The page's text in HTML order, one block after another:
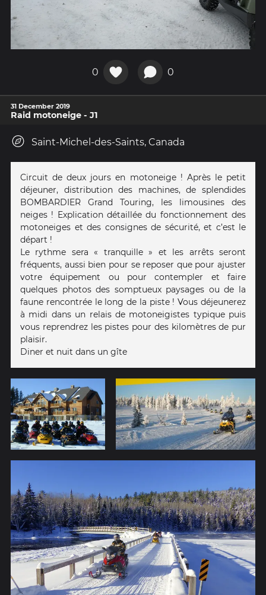
0 0
31 December 2019
Raid motoneige - J1
Saint-Michel-des-Saints, Canada
Circuit de deux jours en motoneige ! Après le petit
déjeuner, distribution des machines, de splendides
BOMBARDIER Grand Touring, les limousines des
neiges ! Explication détaillée du fonctionnement des
motoneiges et des consignes de sécurité, et c’est le
départ !
Le rythme sera « tranquille » et les arrêts seront
fréquents, aussi bien pour se reposer que pour ajuster
votre équipement ou pour contempler et faire
quelques photos des somptueux paysages ou de la
faune rencontrée le long de la piste ! Vous déjeunerez
à midi dans un relais de motoneigistes typique puis
vous reprendrez les pistes pour des kilomètres de pur
plaisir.
Diner et nuit dans un gîte